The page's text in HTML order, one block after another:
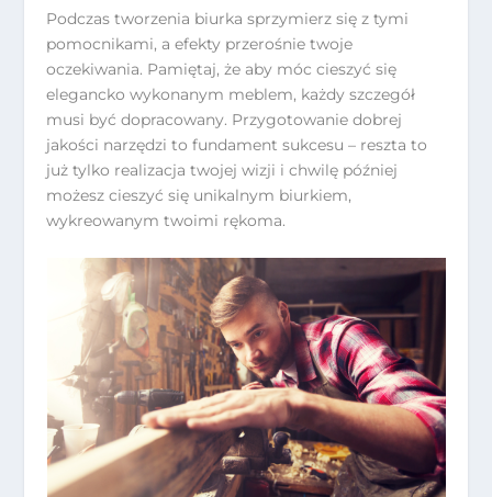
Podczas tworzenia biurka sprzymierz się z tymi
pomocnikami, a efekty przerośnie twoje
oczekiwania. Pamiętaj, że aby móc cieszyć się
elegancko wykonanym meblem, każdy szczegół
musi być dopracowany. Przygotowanie dobrej
jakości narzędzi to fundament sukcesu – reszta to
już tylko realizacja twojej wizji i chwilę później
możesz cieszyć się unikalnym biurkiem,
wykreowanym twoimi rękoma.